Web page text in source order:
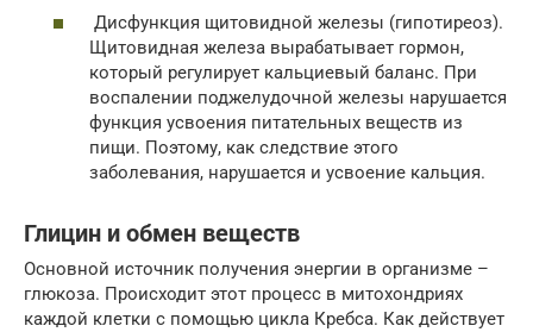
Дисфункция щитовидной железы (гипотиреоз).
Щитовидная железа вырабатывает гормон,
который регулирует кальциевый баланс. При
воспалении поджелудочной железы нарушается
функция усвоения питательных веществ из
пищи. Поэтому, как следствие этого
заболевания, нарушается и усвоение кальция.
Глицин и обмен веществ
Основной источник получения энергии в организме –
глюкоза. Происходит этот процесс в митохондриях
каждой клетки с помощью цикла Кребса. Как действует